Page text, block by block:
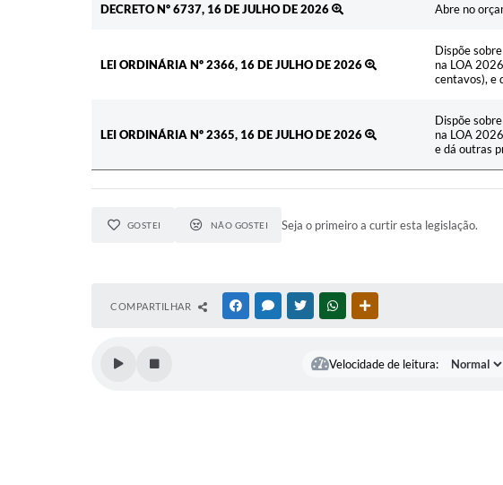
DECRETO Nº 6737, 16 DE JULHO DE 2026 Abre no
LEI ORDINÁRIA Nº 2366, 16 DE JULHO DE 2026
Dispõe
na LOA
centavos), e
LEI ORDINÁRIA Nº 2365, 16 DE JULHO DE 2026
Dispõe
na LOA
e dá outras
GOSTEI NÃO GOSTEI Seja o primeiro a curtir esta legislação.
COMPARTILHAR FACEBOOKMESSENGER
TWITTERWHATSAPP
Velocidade de leitura: